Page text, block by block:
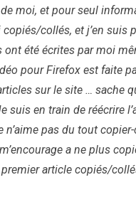
moi, et pour seul
copiés/collés, et j’en suis
ont été écrites par moi
pour Firefox est faite
sur le site … sache
suis en train de réécrire
n’aime pas du tout
a ne plus
article copiés/